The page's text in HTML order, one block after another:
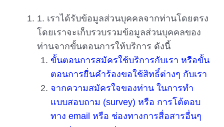
1. เราได้รับข้อมูลส่วนบุคคลจากท่านโดยตรง
โดยเราจะเก็บรวบรวมข้อมูลส่วนบุคคลของ
ท่านจากขั้นตอนการให้บริการ ดังนี้
ขั้นตอนการสมัครใช้บริการกับเรา หรือขั้น
ตอนการยื่นคำร้องขอใช้สิทธิ์ต่างๆ กับเรา
จากความสมัครใจของท่าน ในการทำ
แบบสอบถาม (survey) หรือ การโต้ตอบ
ทาง email หรือ ช่องทางการสื่อสารอื่นๆ